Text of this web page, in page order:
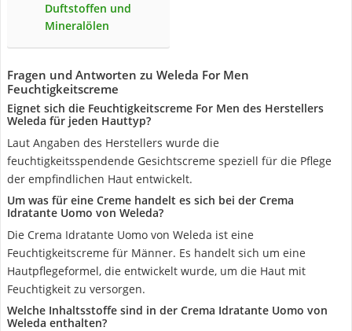
Duftstoffen und
Mineralölen
Fragen und Antworten zu Weleda For Men
Feuchtigkeitscreme
Eignet sich die Feuchtigkeitscreme For Men des Herstellers
Weleda für jeden Hauttyp?
Laut Angaben des Herstellers wurde die
feuchtigkeitsspendende Gesichtscreme speziell für die Pflege
der empfindlichen Haut entwickelt.
Um was für eine Creme handelt es sich bei der Crema
Idratante Uomo von Weleda?
Die Crema Idratante Uomo von Weleda ist eine
Feuchtigkeitscreme für Männer. Es handelt sich um eine
Hautpflegeformel, die entwickelt wurde, um die Haut mit
Feuchtigkeit zu versorgen.
Welche Inhaltsstoffe sind in der Crema Idratante Uomo von
Weleda enthalten?